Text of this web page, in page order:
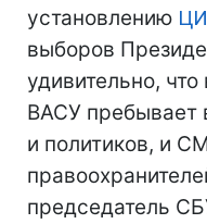
установлению
выборов
удивительно,
ВАСУ пребывает
и политиков, и
председатель